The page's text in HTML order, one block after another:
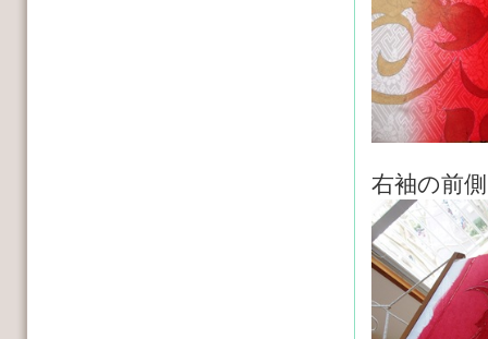
右袖の前